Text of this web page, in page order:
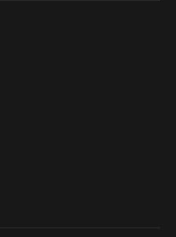
(external link)
(external link)
Youtube (external